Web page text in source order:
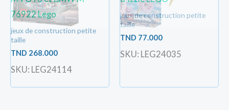
76922 Lego
jeux de construction petite
taille
TND 268.000
SKU: LEG24114
jeux de construction petite
taille
TND 77.000
SKU: LEG24035